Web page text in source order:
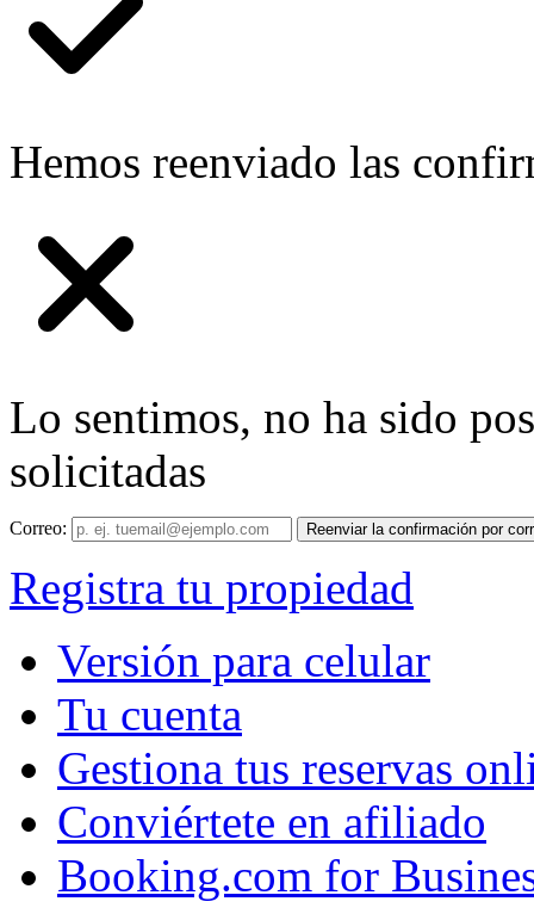
Hemos reenviado las
Lo sentimos, no ha sido
solicitadas
Correo: Reenviar la confirmación por
Registra tu propiedad
Versión para celular
Tu cuenta
Gestiona tus reservas
Conviértete en afiliado
Booking.com for